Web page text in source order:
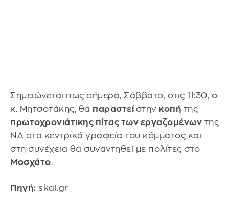
Σημειώνεται πως σήμερα, Σάββατο, στις 11:30, ο
κ. Μητσοτάκης, θα παραστείστην κοπή της
πρωτοχρονιάτικης πίτας των εργαζομένων της
ΝΔ στα κεντρικά γραφεία του κόμματος και
στη συνέχεια θα συναντηθεί με πολίτες στο
Μοσχάτο.
Πηγή: skai.gr